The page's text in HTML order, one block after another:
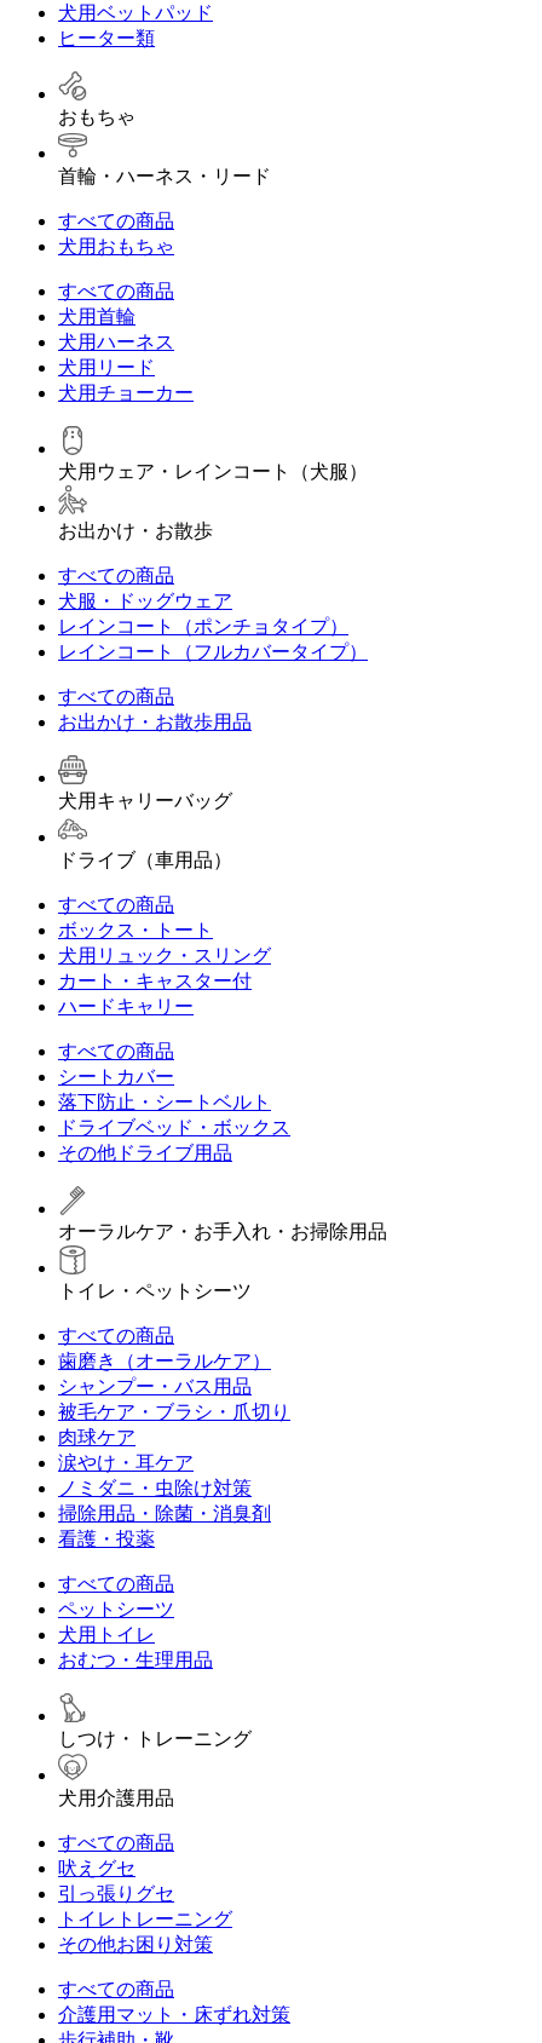
犬用ベットパッド
ヒーター類
おもちゃ
首輪・ハーネス・リード
すべての商品
犬用おもちゃ
すべての商品
犬用首輪
犬用ハーネス
犬用リード
犬用チョーカー
犬用ウェア・レインコート（犬服）
お出かけ・お散歩
すべての商品
犬服・ドッグウェア
レインコート（ポンチョタイプ）
レインコート（フルカバータイプ）
すべての商品
お出かけ・お散歩用品
犬用キャリーバッグ
ドライブ（車用品）
すべての商品
ボックス・トート
犬用リュック・スリング
カート・キャスター付
ハードキャリー
すべての商品
シートカバー
落下防止・シートベルト
ドライブベッド・ボックス
その他ドライブ用品
オーラルケア・お手入れ・お掃除用品
トイレ・ペットシーツ
すべての商品
歯磨き（オーラルケア）
シャンプー・バス用品
被毛ケア・ブラシ・爪切り
肉球ケア
涙やけ・耳ケア
ノミダニ・虫除け対策
掃除用品・除菌・消臭剤
看護・投薬
すべての商品
ペットシーツ
犬用トイレ
おむつ・生理用品
しつけ・トレーニング
犬用介護用品
すべての商品
吠えグセ
引っ張りグセ
トイレトレーニング
その他お困り対策
すべての商品
介護用マット・床ずれ対策